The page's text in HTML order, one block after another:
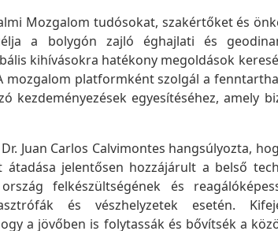
Mozgalom tudósokat, szakértőket és
a bolygón zajló éghajlati és
kihívásokra hatékony megoldások
mozgalom platformként szolgál a
kezdeményezések egyesítéséhez, amely
Juan Carlos Calvimontes hangsúlyozta,
jelentősen hozzájárult a belső
felkészültségének és
és vészhelyzetek esetén.
a jövőben is folytassák és bővítsék a